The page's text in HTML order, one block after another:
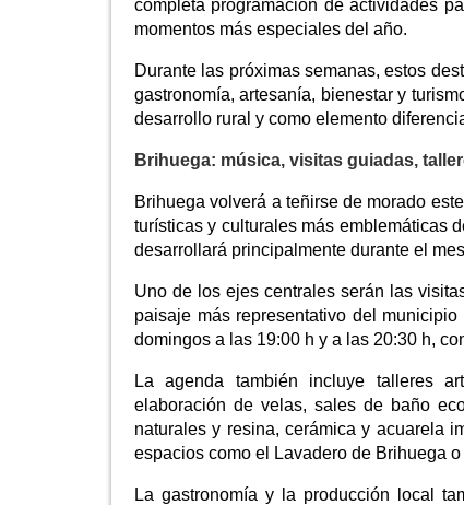
completa programación de actividades
momentos más especiales del año.
Durante las próximas semanas, estos
gastronomía, artesanía, bienestar y
desarrollo rural y como elemento
Brihuega: música, visitas guiadas,
Brihuega volverá a teñirse de morado
turísticas y culturales más emblemáticas
desarrollará principalmente durante el
Uno de los ejes centrales serán las
paisaje más representativo del
domingos a las 19:00 h y a las 20:30 h,
La agenda también incluye talleres
elaboración de velas, sales de baño
naturales y resina, cerámica y acuarela
espacios como el Lavadero de Brihuega
La gastronomía y la producción local